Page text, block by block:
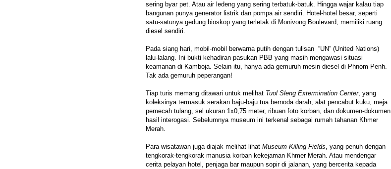
sering byar pet. Atau air ledeng yang sering terbatuk-batuk. Hingga wajar kalau tiap
bangunan punya generator listrik dan pompa air sendiri. Hotel-hotel besar, seperti
satu-satunya gedung bioskop yang terletak di Monivong Boulevard, memiliki ruang
diesel sendiri.
Pada siang hari, mobil-mobil berwarna putih dengan tulisan “UN” (United Nations)
lalu-lalang. Ini bukti kehadiran pasukan PBB yang masih mengawasi situasi
keamanan di Kamboja. Selain itu, hanya ada gemuruh mesin diesel di Phnom Penh.
Tak ada gemuruh peperangan!
Tiap turis memang ditawari untuk melihat Tuol Sleng Extermination Center, yang
koleksinya termasuk serakan baju-baju tua bernoda darah, alat pencabut kuku, meja
pemecah tulang, sel ukuran 1x0,75 meter, ribuan foto korban, dan dokumen-dokumen
hasil interogasi. Sebelumnya museum ini terkenal sebagai rumah tahanan Khmer
Merah.
Para wisatawan juga diajak melihat-lihat Museum Killing Fields, yang penuh dengan
tengkorak-tengkorak manusia korban kekejaman Khmer Merah. Atau mendengar
cerita pelayan hotel, penjaga bar maupun sopir di jalanan, yang bercerita kepada